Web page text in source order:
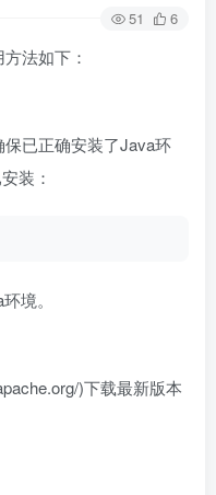
51 6
法如下：
已正确安装了Java环
装：
境。
)下载最新版本